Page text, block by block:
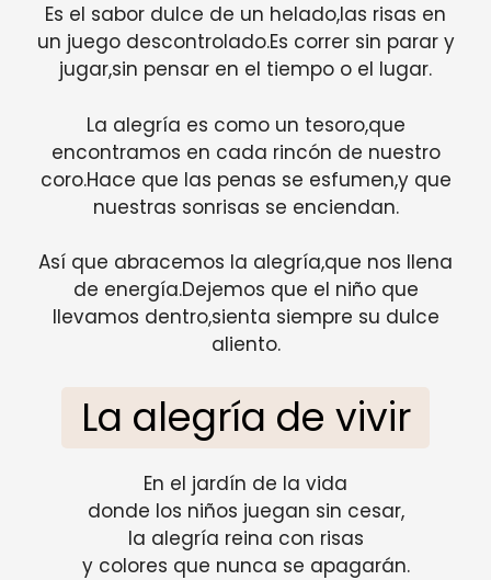
Es el sabor dulce de un helado,las risas en
un juego descontrolado.Es correr sin parar y
jugar,sin pensar en el tiempo o el lugar.
La alegría es como un tesoro,que
encontramos en cada rincón de nuestro
coro.Hace que las penas se esfumen,y que
nuestras sonrisas se enciendan.
Así que abracemos la alegría,que nos llena
de energía.Dejemos que el niño que
llevamos dentro,sienta siempre su dulce
aliento.
La alegría de vivir
En el jardín de la vida
donde los niños juegan sin cesar,
la alegría reina con risas
y colores que nunca se apagarán.